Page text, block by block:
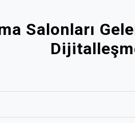
Salonları